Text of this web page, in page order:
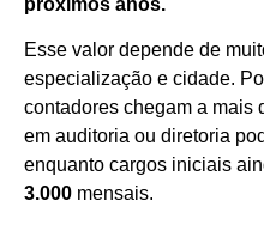
Esse valor depende de
especialização e cidade.
contadores chegam a mais
em auditoria ou diretoria
enquanto cargos iniciais
3.000 mensais.